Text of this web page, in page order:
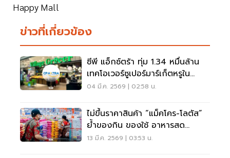
Happy Mall
ข่าวที่เกี่ยวข้อง
ซีพี แอ็กซ์ตร้า ทุ่ม 1.34 หมื่นล้าน
เทคโอเวอร์ซูเปอร์มาร์เก็ตหรูใน
มาเลเซีย 50 สาขารวด
04 มี.ค. 2569 | 02:58 น.
ไม่ขึ้นราคาสินค้า “แม็คโคร-โลตัส”
ย้ำของกิน ของใช้ อาหารสด
อาหารแห้งไม่ขาดแคลน
13 มี.ค. 2569 | 03:53 น.